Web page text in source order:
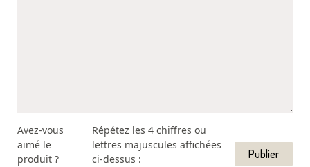
Avez-vous
aimé le
produit ?
Répétez les 4 chiffres ou
lettres majuscules affichées
ci-dessus :